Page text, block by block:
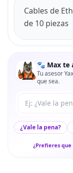
Cables de
de 10 piezas
🐾 Max te
Tu asesor
que sea.
Tu pregunta a
¿Vale la pena?
¿Prefieres